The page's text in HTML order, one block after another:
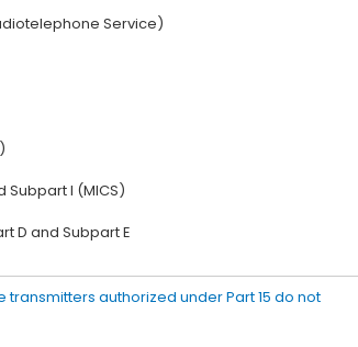
Service)
Subpart I (MICS)
D and Subpart E
authorized under Part 15 do not